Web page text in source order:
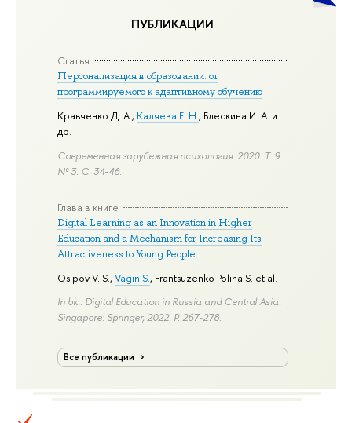
ПУБЛИКАЦИИ
Статья
Персонализация в образовании: от
программируемого к адаптивному обучению
Кравченко Д. А., Каляева Е. Н., Блескина И. А. и
др.
Современная зарубежная психология. 2020. Т. 9.
№ 3. С. 34-46.
Глава в книге
Digital Learning as an Innovation in Higher
Education and a Mechanism for Increasing Its
Attractiveness to Young People
Osipov V. S.,Vagin S., Frantsuzenko Polina S. et al.
In bk.: Digital Education in Russia and Central Asia.
Singapore: Springer, 2022. P. 267-278.
Все публикации